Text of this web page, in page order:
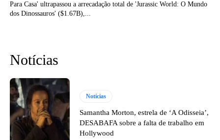
Para Casa' ultrapassou a arrecadação total de 'Jurassic World: O Mundo
dos Dinossauros' ($1.67B),...
Notícias
Notícias
Samantha Morton, estrela de ‘A Odisseia’,
DESABAFA sobre a falta de trabalho em
Hollywood